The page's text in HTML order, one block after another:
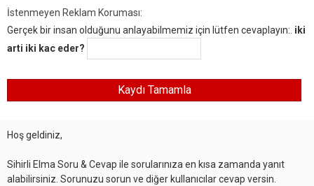
İstenmeyen Reklam Koruması:
Gerçek bir insan olduğunu anlayabilmemiz için lütfen cevaplayın:. iki
arti iki kac eder?
Hoş geldiniz,
Sihirli Elma Soru & Cevap ile sorularınıza en kısa zamanda yanıt
alabilirsiniz. Sorunuzu sorun ve diğer kullanıcılar cevap versin.